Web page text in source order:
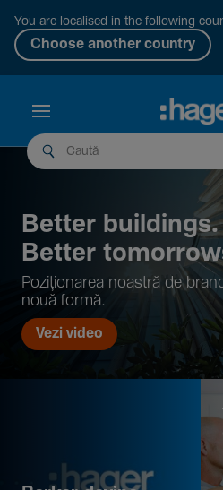
You are localised in the following
Choose another country
Better buil­dings.
Better
Pozi­țio­narea noastră de
nouă formă.
Vezi video